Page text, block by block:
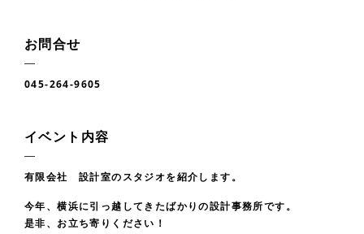
お問合せ
045-264-9605
イベント内容
有限会社 設計室のスタジオを紹介します。
今年、横浜に引っ越してきたばかりの設計事務所です。
是非、お立ち寄りください！